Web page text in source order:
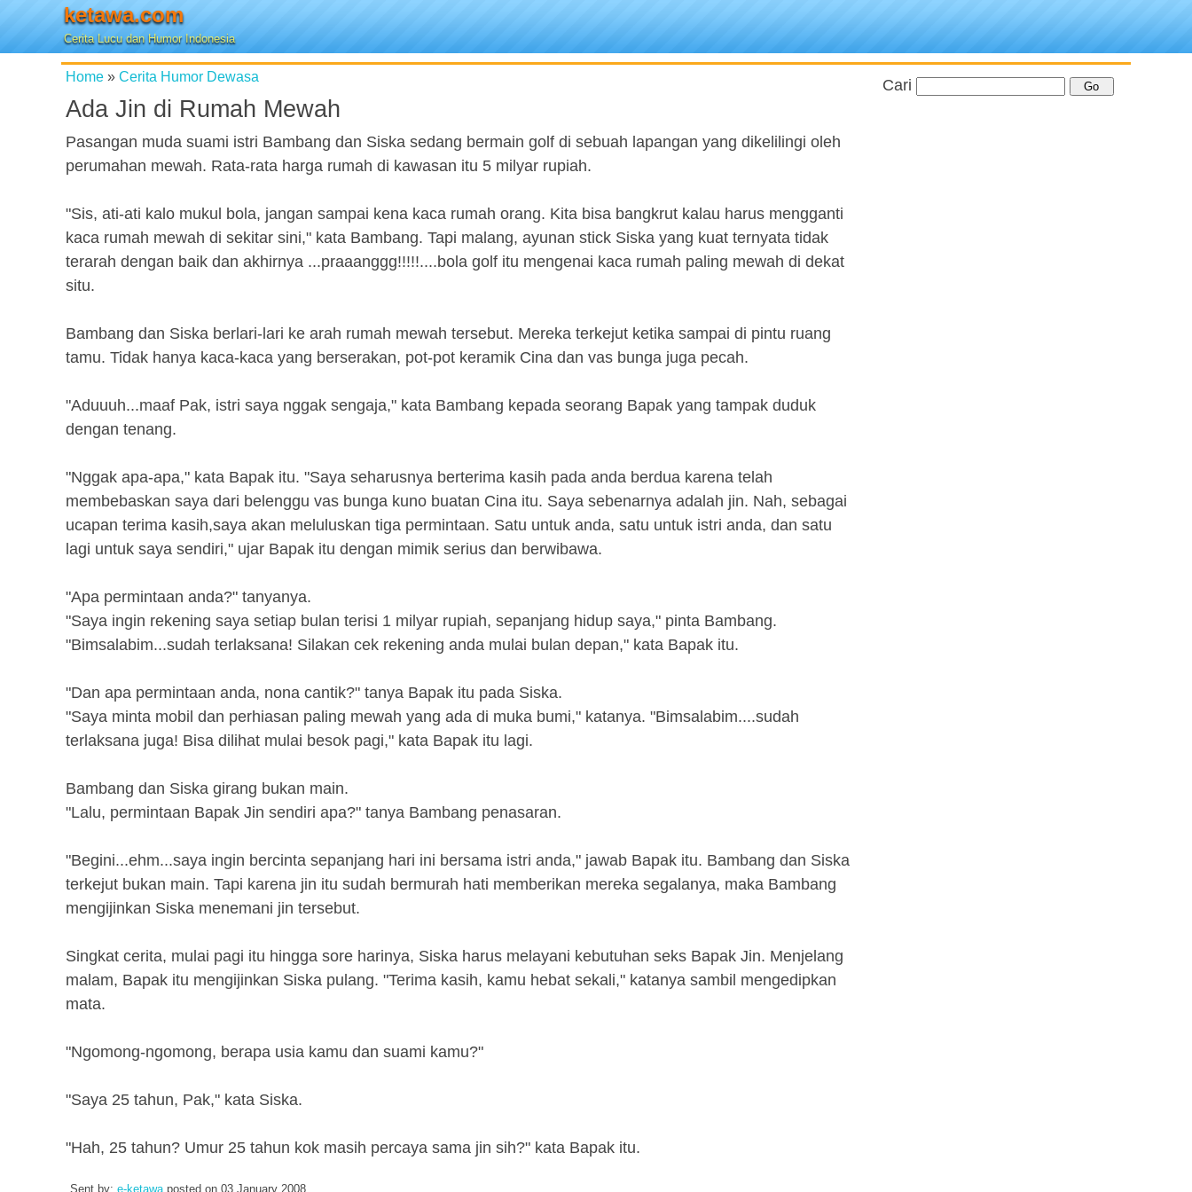
ketawa.com
Cerita Lucu dan Humor Indonesia
Home » Cerita Humor Dewasa
Ada Jin di Rumah Mewah
Pasangan muda suami istri Bambang dan Siska sedang bermain golf di sebuah lapangan yang dikelilingi oleh
perumahan mewah. Rata-rata harga rumah di kawasan itu 5 milyar rupiah.
"Sis, ati-ati kalo mukul bola, jangan sampai kena kaca rumah orang. Kita bisa bangkrut kalau harus mengganti
kaca rumah mewah di sekitar sini," kata Bambang. Tapi malang, ayunan stick Siska yang kuat ternyata tidak
terarah dengan baik dan akhirnya ...praaanggg!!!!!....bola golf itu mengenai kaca rumah paling mewah di dekat
situ.
Bambang dan Siska berlari-lari ke arah rumah mewah tersebut. Mereka terkejut ketika sampai di pintu ruang
tamu. Tidak hanya kaca-kaca yang berserakan, pot-pot keramik Cina dan vas bunga juga pecah.
"Aduuuh...maaf Pak, istri saya nggak sengaja," kata Bambang kepada seorang Bapak yang tampak duduk
dengan tenang.
"Nggak apa-apa," kata Bapak itu. "Saya seharusnya berterima kasih pada anda berdua karena telah
membebaskan saya dari belenggu vas bunga kuno buatan Cina itu. Saya sebenarnya adalah jin. Nah, sebagai
ucapan terima kasih,saya akan meluluskan tiga permintaan. Satu untuk anda, satu untuk istri anda, dan satu
lagi untuk saya sendiri," ujar Bapak itu dengan mimik serius dan berwibawa.
"Apa permintaan anda?" tanyanya.
"Saya ingin rekening saya setiap bulan terisi 1 milyar rupiah, sepanjang hidup saya," pinta Bambang.
"Bimsalabim...sudah terlaksana! Silakan cek rekening anda mulai bulan depan," kata Bapak itu.
"Dan apa permintaan anda, nona cantik?" tanya Bapak itu pada Siska.
"Saya minta mobil dan perhiasan paling mewah yang ada di muka bumi," katanya. "Bimsalabim....sudah
terlaksana juga! Bisa dilihat mulai besok pagi," kata Bapak itu lagi.
Bambang dan Siska girang bukan main.
"Lalu, permintaan Bapak Jin sendiri apa?" tanya Bambang penasaran.
"Begini...ehm...saya ingin bercinta sepanjang hari ini bersama istri anda," jawab Bapak itu. Bambang dan Siska
terkejut bukan main. Tapi karena jin itu sudah bermurah hati memberikan mereka segalanya, maka Bambang
mengijinkan Siska menemani jin tersebut.
Singkat cerita, mulai pagi itu hingga sore harinya, Siska harus melayani kebutuhan seks Bapak Jin. Menjelang
malam, Bapak itu mengijinkan Siska pulang. "Terima kasih, kamu hebat sekali," katanya sambil mengedipkan
mata.
"Ngomong-ngomong, berapa usia kamu dan suami kamu?"
"Saya 25 tahun, Pak," kata Siska.
"Hah, 25 tahun? Umur 25 tahun kok masih percaya sama jin sih?" kata Bapak itu.
Sent by: e-ketawa posted on 03 January 2008
Cari